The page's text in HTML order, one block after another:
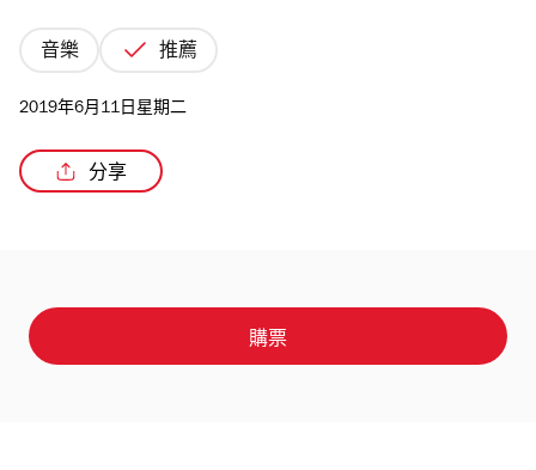
音樂 推薦
2019年6月11日星期二
分享
購票